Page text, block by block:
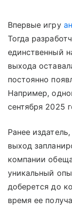
Впервые игру
Тогда
единственный
выхода
постоянно
Например,
сентября 2025
Ранее
выход
компании
уникальный
доберется до
время ее